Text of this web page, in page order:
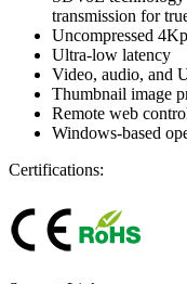
transmission for
Uncompressed
Ultra-low latency
Video, audio, and
Thumbnail image
Remote web
Windows-based
Certifications: